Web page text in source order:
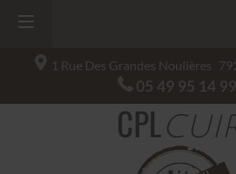
1 Rue Des Grandes Noulières
05 49 95 14 99
CPL